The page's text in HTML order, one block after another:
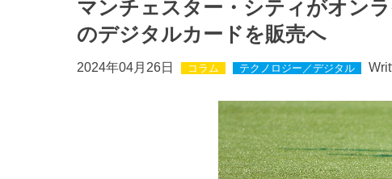
マンチェスター・シティがオン
のデジタルカードを販売へ
2024年04月26日 コラム テクノロジー／デジタル